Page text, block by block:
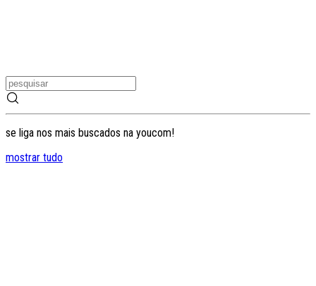
se liga nos mais buscados na youcom!
mostrar tudo